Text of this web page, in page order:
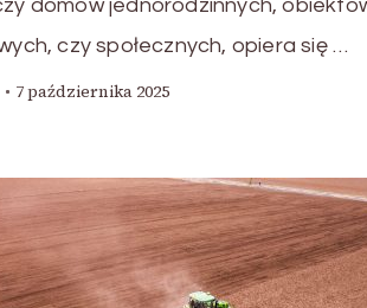
domów jednorodzinnych,
czy społecznych, opiera się …
7 października 2025